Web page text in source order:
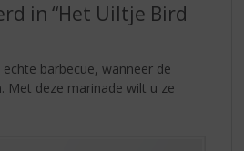
in “Het Uiltje Bird
echte barbecue, wanneer de
Met deze marinade wilt u ze